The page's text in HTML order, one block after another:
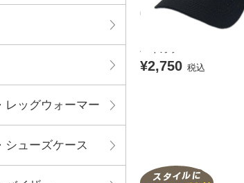
レッグウォーマー
シューズケース
中古 キャップ フリー 黒
ク N.S.PRO 立体シルバ
バイカラー
¥2,750 税込